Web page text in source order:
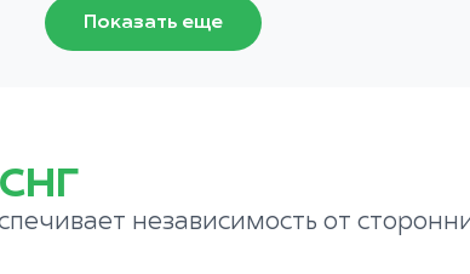
Показать еще
независимость от